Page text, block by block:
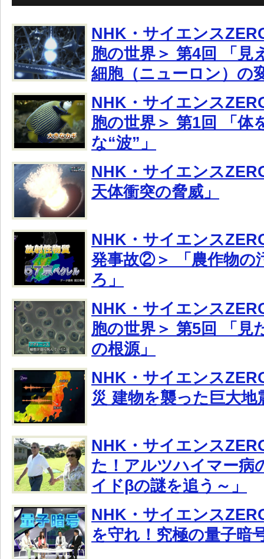
NHK・サイエンス
胞の世界＞ 第4回 「見
細胞（ニューロン）の
NHK・サイエンス
胞の世界＞ 第1回 「体
な“波”」
NHK・サイエンス
天体衝突の脅威」
NHK・サイエンス
発事故②＞ 「農作物の
ろ」
NHK・サイエンス
胞の世界＞ 第5回 「見
の根源」
NHK・サイエンス
災 建物を襲った巨大地
NHK・サイエンス
た！アルツハイマー病
イドβの謎を追う～」
NHK・サイエンス
を守れ！究極の量子暗